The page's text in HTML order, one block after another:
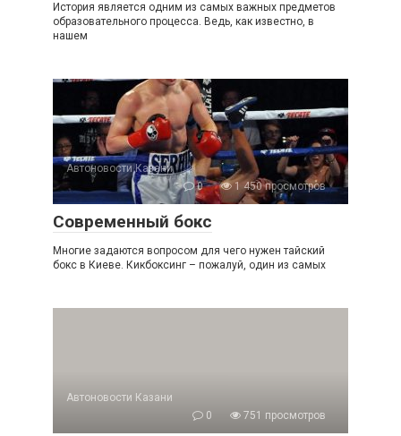
История является одним из самых важных предметов
образовательного процесса. Ведь, как известно, в
нашем
Автоновости Казани
0
1 450 просмотров
Современный бокс
Многие задаются вопросом для чего нужен тайский
бокс в Киеве. Кикбоксинг – пожалуй, один из самых
Автоновости Казани
0
751 просмотров